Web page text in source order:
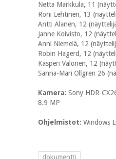
Netta Markkula, 11
Roni Lehtinen, 13
Antti Alanen, 12
Janne Koivisto, 12
Anni Niemelä, 12
Robin Hagerd, 12
Kasperi Valonen, 12
Sanna-Mari Ollgren 26
Kamera: Sony HDR-
8.9 MP
Ohjelmistot: Windows
dokumentti